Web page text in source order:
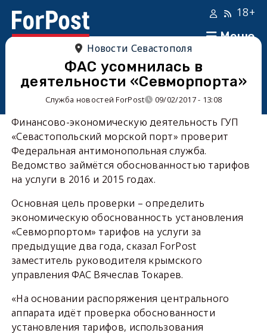
Меню
18+
Новости Севастополя
ФАС усомнилась в
деятельности «Севморпорта»
Служба новостей ForPost 09/02/2017 - 13:08
Финансово-экономическую деятельность ГУП
«Севастопольский морской порт» проверит
Федеральная антимонопольная служба.
Ведомство займётся обоснованностью тарифов
на услуги в 2016 и 2015 годах.
Основная цель проверки – определить
экономическую обоснованность установления
«Севморпортом» тарифов на услуги за
предыдущие два года, сказал ForPost
заместитель руководителя крымского
управления ФАС Вячеслав Токарев.
«На основании распоряжения центрального
аппарата идёт проверка обоснованности
установления тарифов, использования